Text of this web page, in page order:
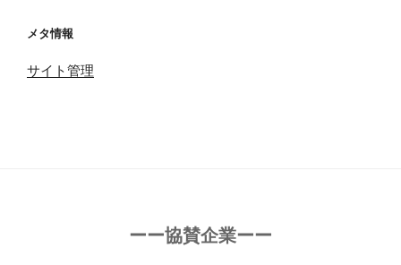
メタ情報
サイト管理
ーー協賛企業ーー